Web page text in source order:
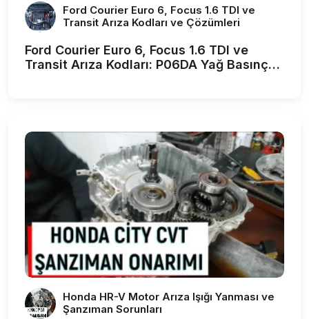
Ford Courier Euro 6, Focus 1.6 TDI ve
Transit Arıza Kodları ve Çözümleri
Ford Courier Euro 6, Focus 1.6 TDI ve
Transit Arıza Kodları: P06DA Yağ Basınç
Honda HR-V Motor Arıza Işığı Yanması ve
Şanzıman Sorunları